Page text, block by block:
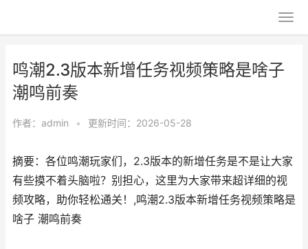
鸣潮2.3版本新增任务视频策略是啥子
潮鸣前奏
作者： admin • 更新时间：2026-05-28
摘要：各位鸣潮玩家们，2.3版本的新增任务是不是让大家
有些摸不着头脑啦？别担心，这里为大家带来超详细的视
频攻略，助你轻松通关！,鸣潮2.3版本新增任务视频策略是
啥子 潮鸣前奏